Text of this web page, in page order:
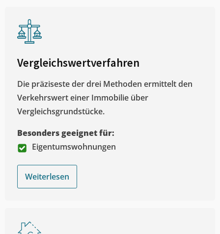
Vergleichswertverfahren
Die präziseste der drei Methoden ermittelt den
Verkehrswert einer Immobilie über
Vergleichsgrundstücke.
Besonders geeignet für:
Eigentumswohnungen
Weiterlesen